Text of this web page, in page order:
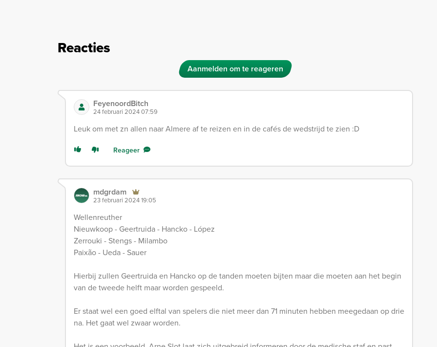
Reacties
Aanmelden om te reageren
FeyenoordBitch
24 februari 2024 07:59
Leuk om met zn allen naar Almere af te reizen en in de cafés de wedstrijd te zien :D
Reageer
mdgrdam
23 februari 2024 19:05
Wellenreuther
Nieuwkoop - Geertruida - Hancko - López
Zerrouki - Stengs - Milambo
Paixão - Ueda - Sauer
Hierbij zullen Geertruida en Hancko op de tanden moeten bijten maar die moeten aan het begin
van de tweede helft maar worden gespeeld.
Er staat wel een goed elftal van spelers die niet meer dan 71 minuten hebben meegedaan op drie
na. Het gaat wel zwaar worden.